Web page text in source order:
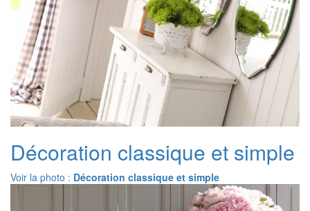
Décoration classique et simple
Voir la photo : Décoration classique et simple